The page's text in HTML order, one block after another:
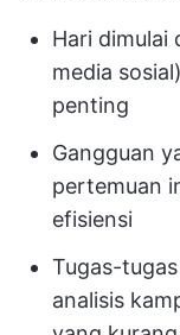
Hari dimulai
media
penting
Gangguan
pertemuan
efisiensi
Tugas-
analisis